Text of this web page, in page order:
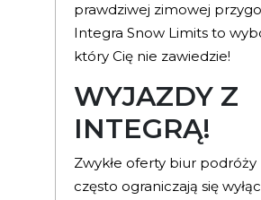
prawdziwej zimowej
Integra Snow Limits to
który Cię nie zawiedzie!
WYJAZDY Z
INTEGRĄ!
Zwykłe oferty biur podróży
często ograniczają się